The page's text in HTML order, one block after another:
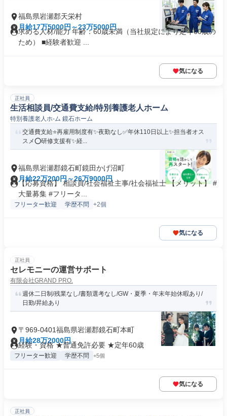
福島県岩瀬郡天栄村
月給17万5000円～23万5000円
求める人材/能力 年齢：60歳未満（当社規定により定年60歳の
ため） ■経験者歓迎 ...
気になる
正社員
生活相談員/交通費支給/特別養護老人ホーム
特別養護老人ホ-ム 鏡石ホーム
交通費支給⭐️再雇用制度有✨夜勤なし✅️年休110日以上✨担当者オス
スメ⭕️研修支援有✨経...
福島県岩瀬郡鏡石町鏡田かげ沼町
月給22万200円～26万9000円
【応募資格】 相談員/社会福祉主事/社会福祉士 【メリット】 #
大量募集 #フリータ...
フリーター歓迎 学歴不問 +2個
気になる
正社員
セレモニーの運営サポート
有限会社GRAND PRO.
週休二日制/残業なし/書類選考なし/GW・夏季・年末年始休暇あり/
日勤/昇給あり
〒969-0401福島県岩瀬郡鏡石町本町
月給28万2000円
経験・資格 ★普通免許必要 ★定年60歳
フリーター歓迎 学歴不問 +5個
気になる
正社員